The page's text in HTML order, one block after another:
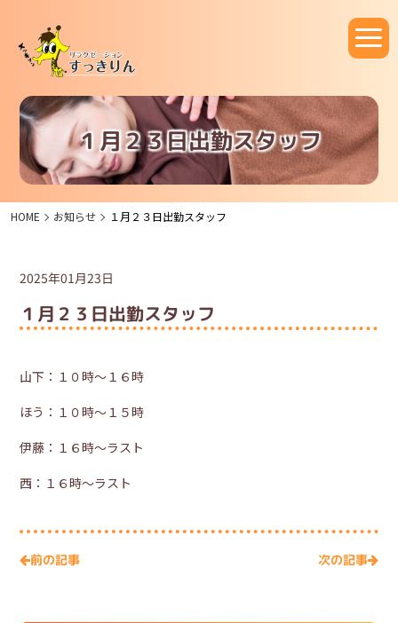
１月２３日出勤スタッフ
HOME お知らせ １月２３日出勤スタッフ
2025年01月23日
１月２３日出勤スタッフ
山下：１０時～１６時
ほう：１０時～１５時
伊藤：１６時～ラスト
西：１６時～ラスト
前の記事 次の記事